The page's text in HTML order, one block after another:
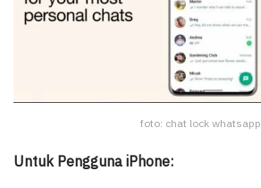
foto: chat lock whatsapp
Untuk Pengguna iPhone: